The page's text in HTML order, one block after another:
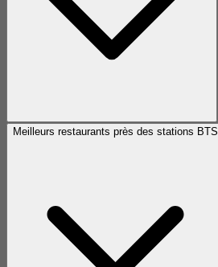
Meilleurs restaurants près des stations BTS